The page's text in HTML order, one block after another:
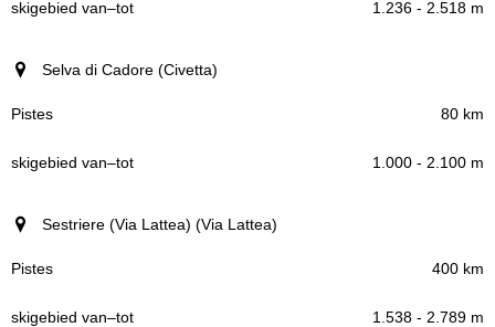
1.236 - 2.518 m
Selva di Cadore (Civetta)
80 km
1.000 - 2.100 m
Sestriere (Via Lattea) (Via Lattea)
400 km
1.538 - 2.789 m